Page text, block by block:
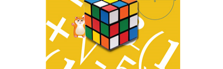
הנחת אתר ספר מודפס
$28
$25